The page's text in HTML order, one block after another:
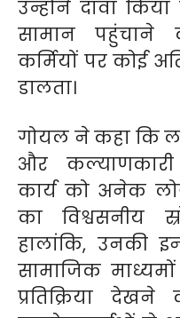
उन्होंने दावा
सामान पहुंचाने
कर्मियों पर कोई
डालता।
गोयल ने कहा कि
और
कार्य को अनेक
का विश्वसनीय
हालांकि, उनकी
सामाजिक
प्रतिक्रिया